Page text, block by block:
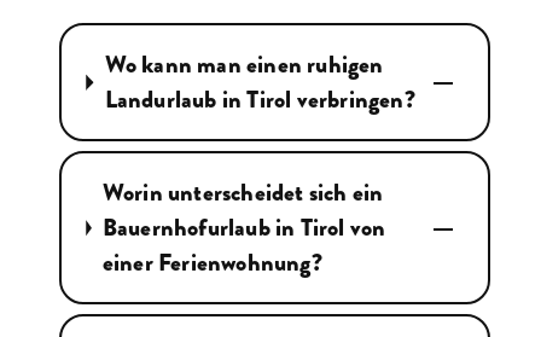
Wo kann man einen ruhigen
Landurlaub in Tirol verbringen?
Worin unterscheidet sich ein
Bauernhofurlaub in Tirol von
einer Ferienwohnung?